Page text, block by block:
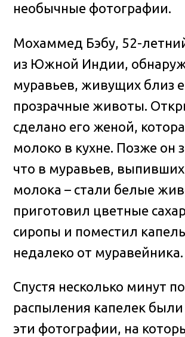
необычные фотографии.
Мохаммед Бэбу, 52-
из Южной Индии,
муравьев, живущих близ
прозрачные животы.
сделано его женой,
молоко в кухне. Позже он
что в муравьев,
молока – стали белые
приготовил цветные
сиропы и поместил
недалеко от муравейника.
Спустя несколько минут
распыления капелек
эти фотографии, на